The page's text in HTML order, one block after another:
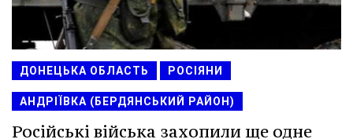
ДОНЕЦЬКА ОБЛАСТЬ РОСІЯНИ
АНДРІЇВКА (БЕРДЯНСЬКИЙ РАЙОН)
Російські війська захопили ще одне